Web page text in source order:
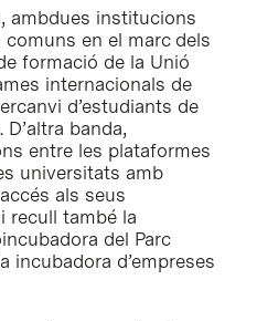
ambdues institucions
en el marc dels
formació de la Unió
internacionals de
d’estudiants de
banda,
entre les plataformes
universitats amb
als seus
recull també la
del Parc
incubadora d’empreses